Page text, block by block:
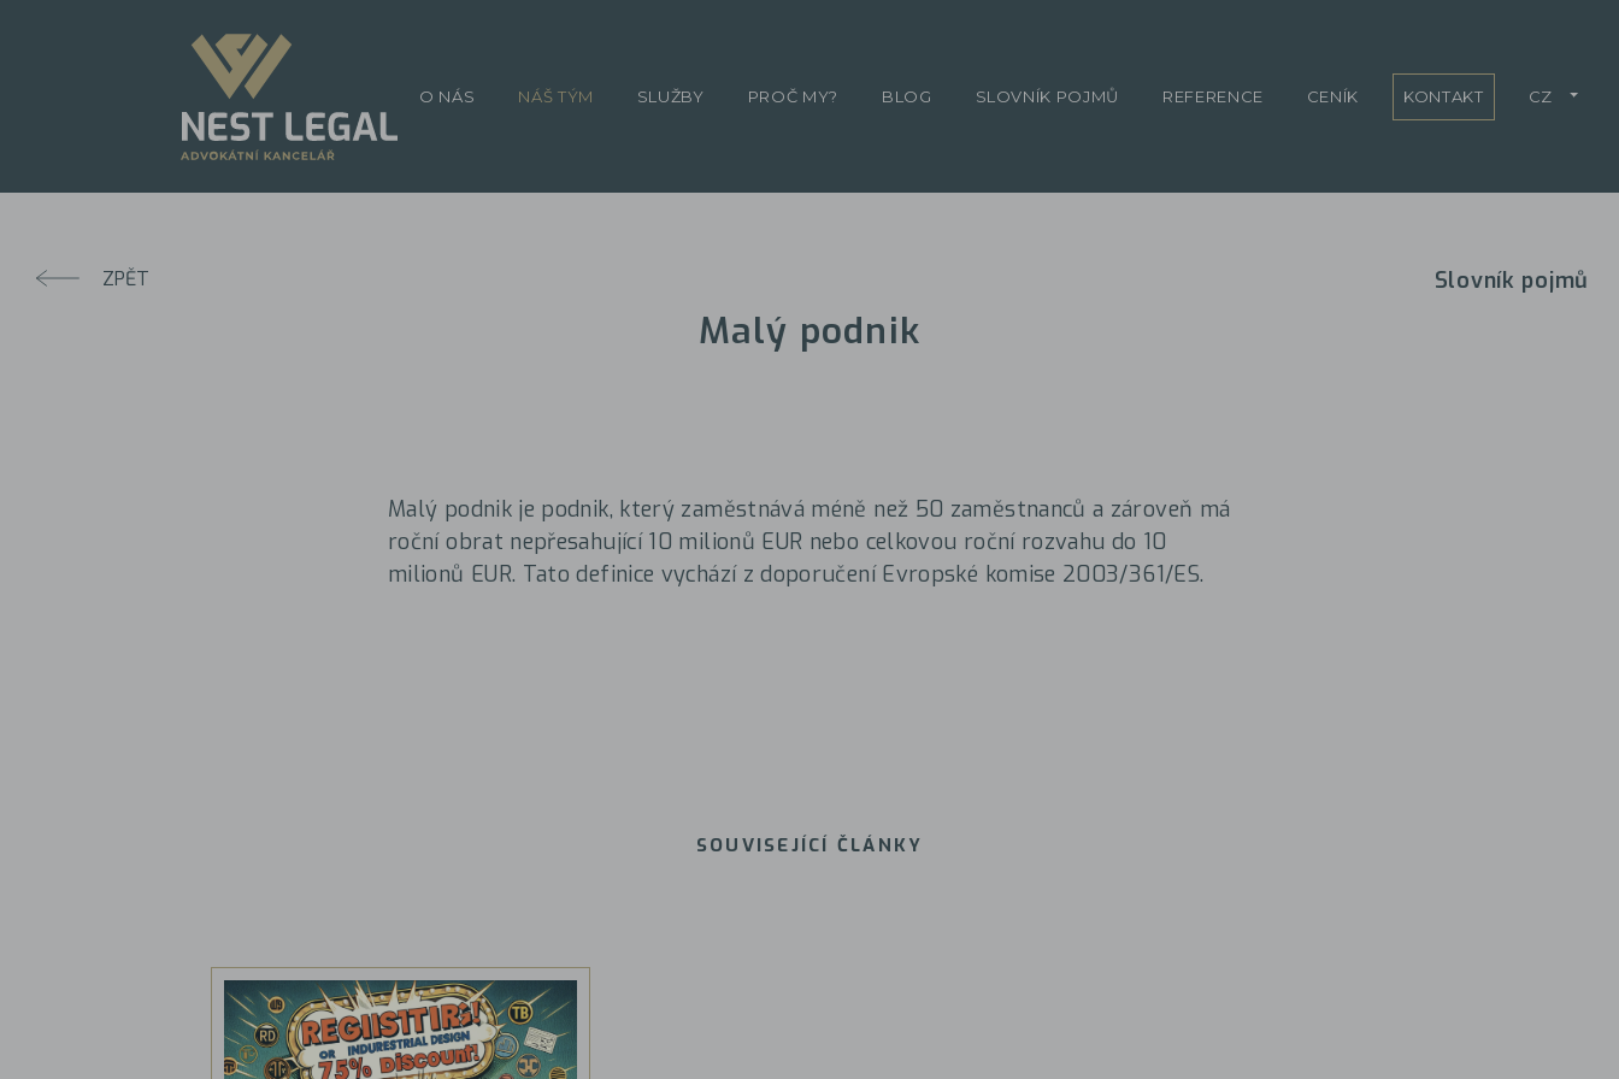
ZPĚT Slovník pojmů
Malý podnik
Malý podnik je podnik, který zaměstnává méně než 50 zaměstnanců a zároveň má
roční obrat nepřesahující 10 milionů EUR nebo celkovou roční rozvahu do 10
milionů EUR. Tato definice vychází z doporučení Evropské komise 2003/361/ES.
SOUVISEJÍCÍ ČLÁNKY
O NÁS NÁŠ TÝM SLUŽBY PROČ MY? BLOG SLOVNÍK POJMŮ REFERENCE CENÍK KONTAKT CZ